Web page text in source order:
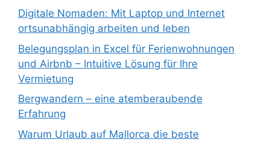
Digitale Nomaden: Mit Laptop und Internet
ortsunabhängig arbeiten und leben
Belegungsplan in Excel für Ferienwohnungen
und Airbnb – Intuitive Lösung für Ihre
Vermietung
Bergwandern – eine atemberaubende
Erfahrung
Warum Urlaub auf Mallorca die beste